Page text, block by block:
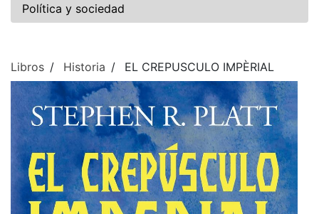
Política y sociedad
Libros Historia EL CREPUSCULO IMPÈRIAL